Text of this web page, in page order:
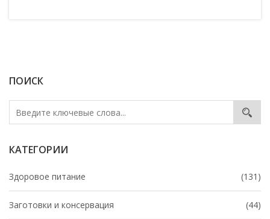
ПОИСК
КАТЕГОРИИ
Здоровое питание (131)
Заготовки и консервация (44)
более продуктивной и насыщенной. Стоит лишь
прислушаться к советам, подкрепленным научными
данными.